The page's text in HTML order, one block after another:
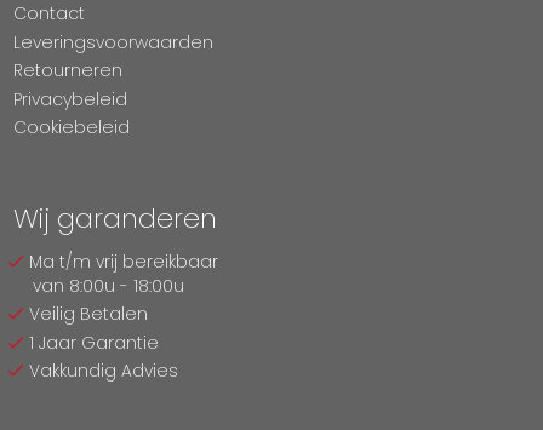
Contact
Leveringsvoorwaarden
Retourneren
Privacybeleid
Cookiebeleid
Wij garanderen
Ma t/m vrij bereikbaar
van 8:00u - 18:00u
Veilig Betalen
1 Jaar Garantie
Vakkundig Advies